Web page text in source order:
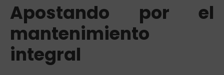
Apostando por el
mantenimiento
integral